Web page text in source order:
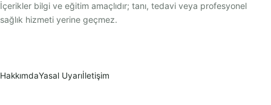
İçerikler bilgi ve eğitim amaçlıdır; tanı, tedavi veya profesyonel
sağlık hizmeti yerine geçmez.
HakkımdaYasal Uyarıİletişim